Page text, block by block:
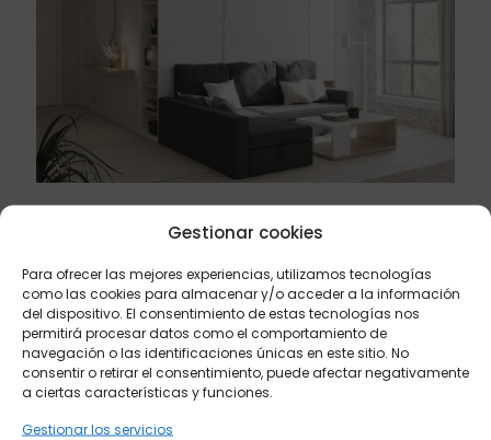
Gestionar cookies
Para ofrecer las mejores experiencias, utilizamos tecnologías
como las cookies para almacenar y/o acceder a la información
del dispositivo. El consentimiento de estas tecnologías nos
permitirá procesar datos como el comportamiento de
navegación o las identificaciones únicas en este sitio. No
consentir o retirar el consentimiento, puede afectar negativamente
a ciertas características y funciones.
Gestionar los servicios
Alternativas que te harán feliz a la hora de
Leer más